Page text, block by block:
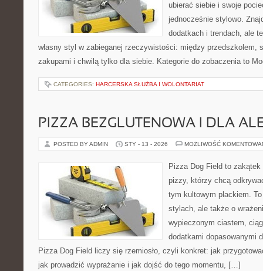
ubierać siebie i swoje
jednocześnie stylowo.
dodatkach i trendach, ale
własny styl w zabieganej rzeczywistości: między przedszkolem,
zakupami i chwilą tylko dla siebie. Kategorie do zobaczenia to
CATEGORIES: HARCERSKA SŁUŻBA I WOLONTARIAT
PIZZA BEZGLUTENOWA I DLA
POSTED BY ADMIN STY - 13 - 2026 MOŻLIWOŚĆ
Pizza Dog Field to
pizzy, którzy chcą
tym kultowym plackiem.
stylach, ale także o
wypieczonym ciastem,
dodatkami dopasowanymi
Pizza Dog Field liczy się rzemiosło, czyli konkret: jak
jak prowadzić wyprażanie i jak dojść do tego momentu, […]